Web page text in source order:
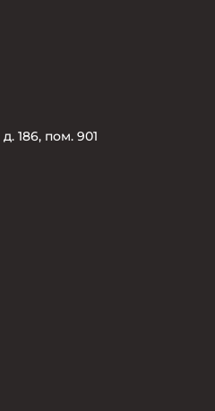
186, пом. 901